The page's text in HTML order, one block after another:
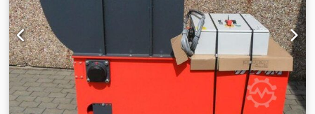
van 10 – 40 mm Schakelkast inclusief elektrische besturing
(PLC Siemens) en ster-driehoekstart Zeer robuuste
aandrijving Trechteropening: 600 x 800 mm
Trechterinhoud: 0,6 m³ Werkbreedte van de rotor: 600 mm
Rotordiameter: 252 mm Aandrijfvermogen: 15 kW
Rotortoerental: 90 tpm Opslaglocatie: Leverancier
Codpfxsvvi Ane Ap Ajha